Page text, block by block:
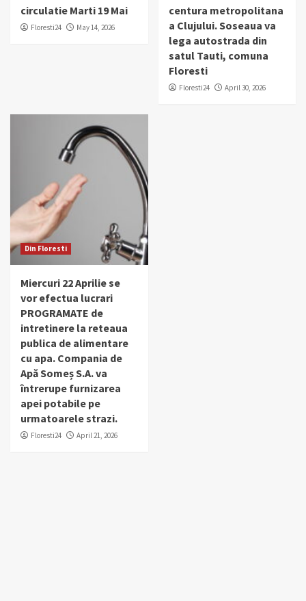
circulatie Marti 19 Mai
Floresti24 May 14, 2026
centura metropolitana
a Clujului. Soseaua va
lega autostrada din
satul Tauti, comuna
Floresti
Floresti24 April 30, 2026
Din Floresti
Miercuri 22 Aprilie se
vor efectua lucrari
PROGRAMATE de
intretinere la reteaua
publica de alimentare
cu apa. Compania de
Apă Someș S.A. va
întrerupe furnizarea
apei potabile pe
urmatoarele strazi.
Floresti24 April 21, 2026